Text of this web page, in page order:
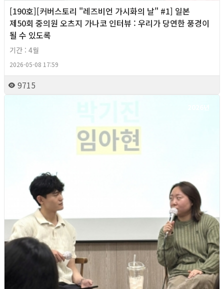
[190호][커버스토리 "레즈비언 가시화의 날" #1] 일본
제50회 중의원 오츠지 가나코 인터뷰 : 우리가 당연한 풍경이
될 수 있도록
기간 : 4월
2026-05-08 17:59
9715